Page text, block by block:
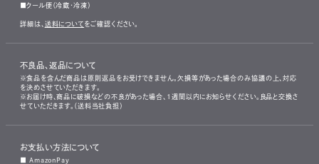
■クール便（冷蔵・冷凍）
詳細は、 送料について をご確認ください。
不良品、返品について
※食品を含んだ商品は原則返品をお受けできません。欠損等があった場合のみ協議の上、対応
を決めさせていただきます。
※お届け時、商品に破損などの不良があった場合、1週間以内にお知らせください。良品と交換さ
せていただきます。（送料当社負担）
お支払い方法について
■ AmazonPay